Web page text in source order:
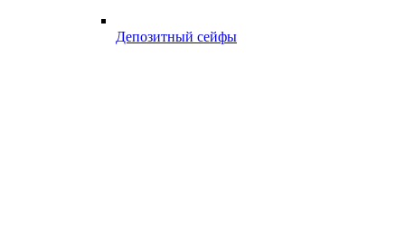
Депозитный сейфы